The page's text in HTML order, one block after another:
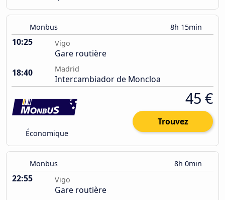
Monbus 8h 15min
10:25 Vigo
Gare routière
18:40
Madrid
Intercambiador de Moncloa
Économique
45 €
Trouvez
Monbus 8h 0min
22:55 Vigo
Gare routière